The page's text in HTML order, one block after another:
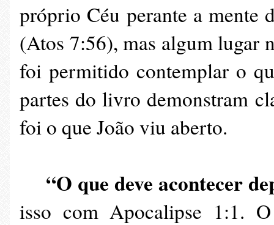
próprio Céu perante a mente
(Atos 7:56), mas algum lugar
foi permitido contemplar o
partes do livro demonstram
foi o que João viu aberto.
“O que deve acontecer
isso com Apocalipse 1:1.